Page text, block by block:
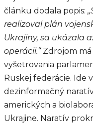
článku dodala popis:
realizoval plán
Ukrajiny, sa ukázala
operácii.“ Zdrojom má
vyšetrovania
Ruskej federácie. Ide
dezinformačný
amerických a
Ukrajine. Naratív